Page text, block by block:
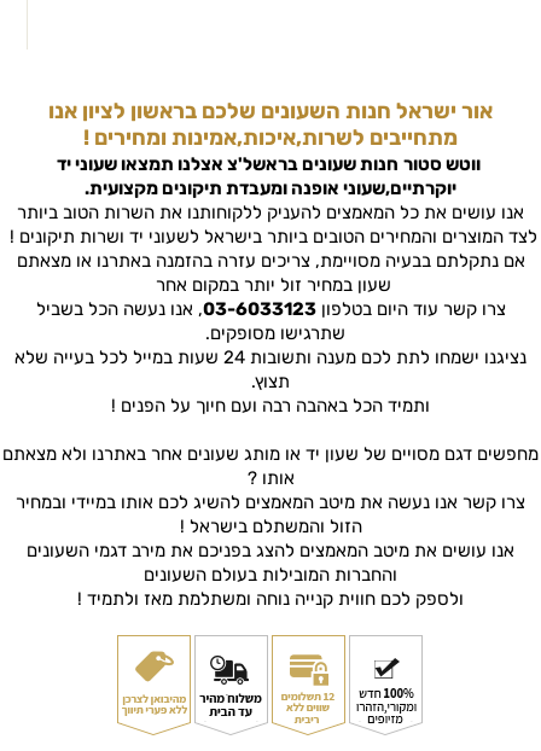
אור ישראל חנות השעונים שלכם בראשון לציון אנו
מתחייבים לשרות,איכות,אמינות ומחירים !
ווטש סטור חנות שעונים בראשל'צ אצלנו תמצאו שעוני יד
יוקרתיים,שעוני אופנה ומעבדת תיקונים מקצועית.
אנו עושים את כל המאמצים להעניק ללקוחותנו את השרות הטוב ביותר
לצד המוצרים והמחירים הטובים ביותר בישראל לשעוני יד ושרות תיקונים !
אם נתקלתם בבעיה מסויימת, צריכים עזרה בהזמנה באתרנו או מצאתם
שעון במחיר זול יותר במקום אחר
צרו קשר עוד היום בטלפון03-6033123, אנו נעשה הכל בשביל
שתרגישו מסופקים.
נציגנו ישמחו לתת לכם מענה ותשובות 24 שעות במייל לכל בעייה שלא
תצוץ.
ותמיד הכל באהבה רבה ועם חיוך על הפנים !
מחפשים דגם מסויים של שעון יד או מותג שעונים אחר באתרנו ולא מצאתם
אותו ?
צרו קשר אנו נעשה את מיטב המאמצים להשיג לכם אותו במיידי ובמחיר
הזול והמשתלם בישראל !
אנו עושים את מיטב המאמצים להצג בפניכם את מירב דגמי השעונים
והחברות המובילות בעולם השעונים
ולספק לכם חווית קנייה נוחה ומשתלמת מאז ולתמיד !